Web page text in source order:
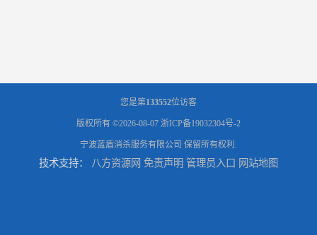
您是第133552位访客
版权所有 ©2026-08-07 浙ICP备19032304号-2
宁波蓝盾消杀服务有限公司 保留所有权利.
技术支持： 八方资源网 免责声明 管理员入口 网站地图